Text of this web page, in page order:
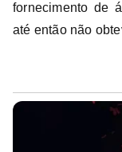
fornecimento de
até então não